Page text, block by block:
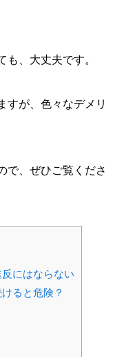
、大丈夫です。
すが、色々なデメリ
で、ぜひご覧くださ
にはならない
ると危険？